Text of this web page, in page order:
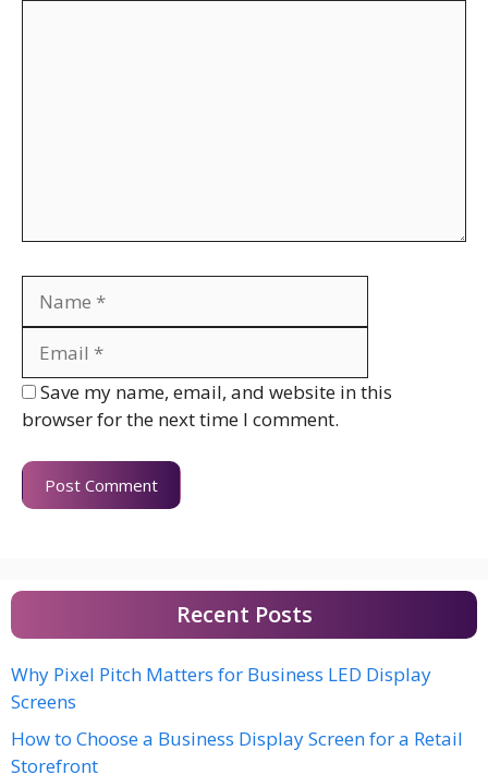
Save my name, email, and website in this
browser for the next time I comment.
Recent Posts
Why Pixel Pitch Matters for Business LED Display
Screens
How to Choose a Business Display Screen for a Retail
Storefront